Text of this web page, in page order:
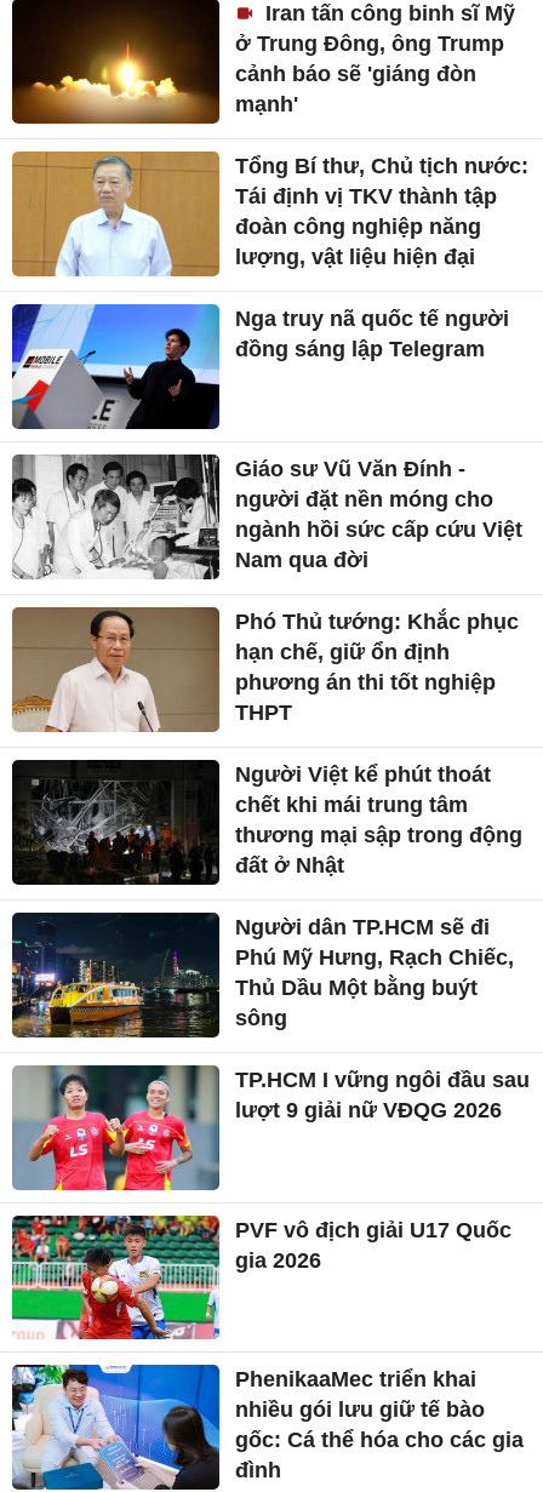
Iran tấn công binh sĩ Mỹ
ở Trung Đông, ông Trump
cảnh báo sẽ 'giáng đòn
mạnh'
Tổng Bí thư, Chủ tịch nước:
Tái định vị TKV thành tập
đoàn công nghiệp năng
lượng, vật liệu hiện đại
Nga truy nã quốc tế người
đồng sáng lập Telegram
Giáo sư Vũ Văn Đính -
người đặt nền móng cho
ngành hồi sức cấp cứu Việt
Nam qua đời
Phó Thủ tướng: Khắc phục
hạn chế, giữ ổn định
phương án thi tốt nghiệp
THPT
Người Việt kể phút thoát
chết khi mái trung tâm
thương mại sập trong động
đất ở Nhật
Người dân TP.HCM sẽ đi
Phú Mỹ Hưng, Rạch Chiếc,
Thủ Dầu Một bằng buýt
sông
TP.HCM I vững ngôi đầu sau
lượt 9 giải nữ VĐQG 2026
PVF vô địch giải U17 Quốc
gia 2026
PhenikaaMec triển khai
nhiều gói lưu giữ tế bào
gốc: Cá thể hóa cho các gia
đình